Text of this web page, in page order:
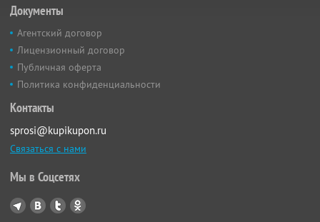
Документы
Агентский договор
Лицензионный договор
Публичная оферта
Политика конфиденциальности
Контакты
sprosi@kupikupon.ru
Связаться с нами
Мы в Соцсетях